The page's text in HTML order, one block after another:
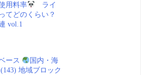
用料率
ライ
てどのくらい？
vol.1
ース
国内・海
地域ブロック